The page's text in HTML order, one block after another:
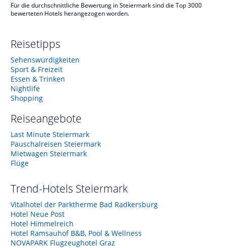
Für die durchschnittliche Bewertung in Steiermark sind die Top 3000
bewerteten Hotels herangezogen worden.
Reisetipps
Sehenswürdigkeiten
Sport & Freizeit
Essen & Trinken
Nightlife
Shopping
Reiseangebote
Last Minute Steiermark
Pauschalreisen Steiermark
Mietwagen Steiermark
Flüge
Trend-Hotels Steiermark
Vitalhotel der Parktherme Bad Radkersburg
Hotel Neue Post
Hotel Himmelreich
Hotel Ramsauhof B&B, Pool & Wellness
NOVAPARK Flugzeughotel Graz